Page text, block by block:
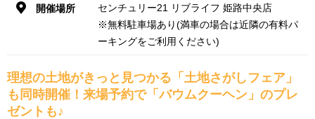
開催場所
センチュリー21 リブライフ 姫路中央店
※無料駐車場あり(満車の場合は近隣の有料パ
ーキングをご利用ください)
理想の土地がきっと見つかる「土地さがしフェア」
も同時開催！来場予約で「バウムクーヘン」のプレ
ゼントも♪